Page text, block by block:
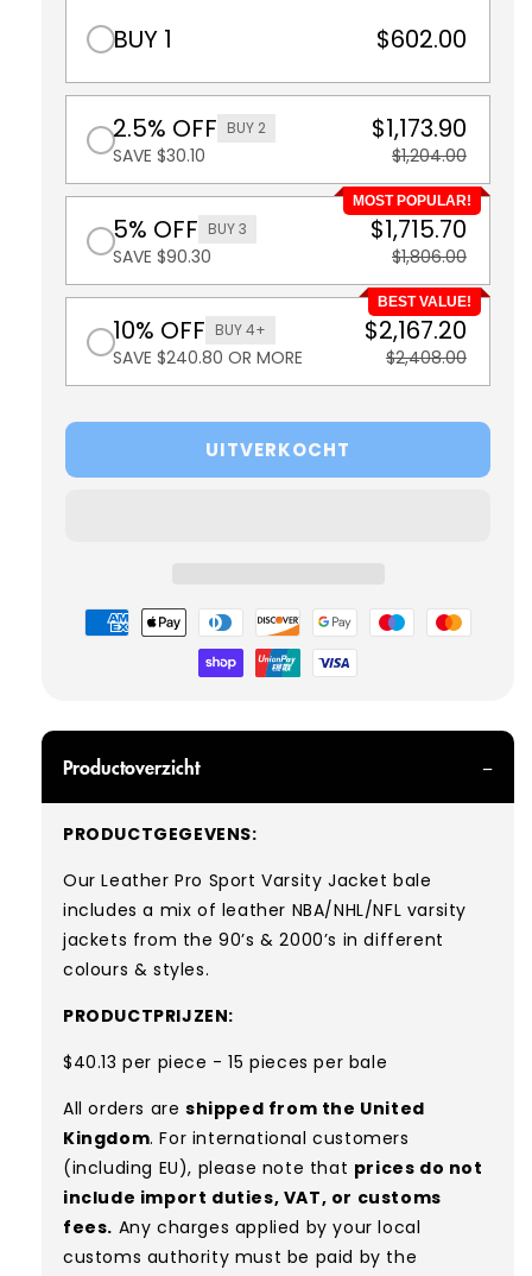
BUY 1 $602.00
2.5% OFF BUY 2
SAVE $30.10
$1,173.90
$1,204.00
MOST POPULAR!
5% OFF BUY 3
SAVE $90.30
$1,715.70
$1,806.00
BEST VALUE!
10% OFF BUY 4+
SAVE $240.80 OR MORE
$2,167.20
$2,408.00
UITVERKOCHT
Betaalmethoden
Productoverzicht
PRODUCTGEGEVENS:
Our Leather Pro Sport Varsity Jacket bale
includes a mix of leather NBA/NHL/NFL varsity
jackets from the 90’s & 2000’s in different
colours & styles.
PRODUCTPRIJZEN:
$40.13 per piece - 15 pieces per bale
All orders are shipped from the United
Kingdom. For international customers
(including EU), please note that prices do not
include import duties, VAT, or customs
fees. Any charges applied by your local
customs authority must be paid by the